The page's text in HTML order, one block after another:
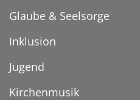
Glaube & Seelsorge
Inklusion
Jugend
Kirchenmusik